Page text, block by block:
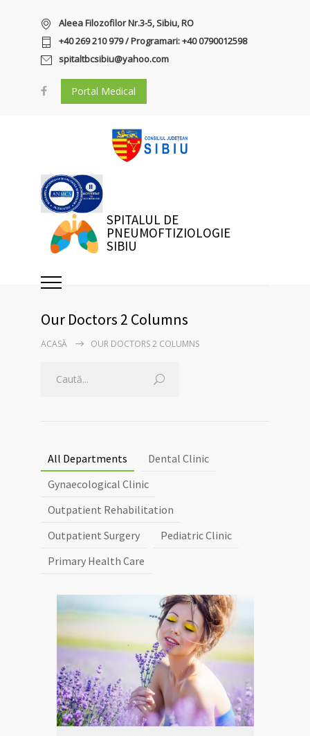
Aleea Filozofilor Nr.3-5, Sibiu, RO
+40 269 210 979 / Programari: +40 0790012598
spitaltbcsibiu@yahoo.com
Portal Medical
SPITALUL DE
PNEUMOFTIZIOLOGIE
SIBIU
Our Doctors 2 Columns
ACASĂ OUR DOCTORS 2 COLUMNS
All Departments
Dental Clinic
Gynaecological Clinic
Outpatient Rehabilitation
Outpatient Surgery
Pediatric Clinic
Primary Health Care